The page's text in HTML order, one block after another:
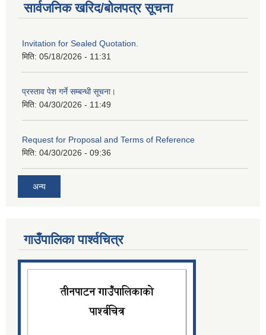
सार्वजनिक खरिद/बोलपत्र सूचना
Invitation for Sealed Quotation.
मिति: 05/18/2026 - 11:31
प्रस्ताव पेश गर्ने सम्बन्धी सूचना।
मिति: 04/30/2026 - 11:49
Request for Proposal and Terms of Reference
मिति: 04/30/2026 - 09:36
अन्य
गाउँपालिका पार्श्‍वचित्र